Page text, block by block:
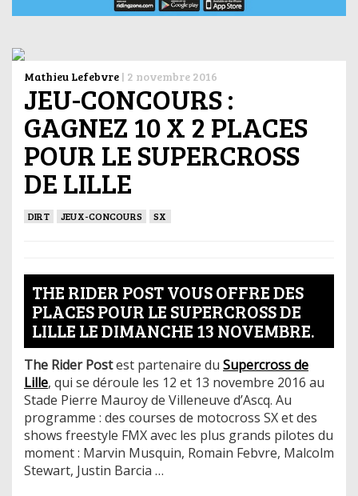
Mathieu Lefebvre | 2 novembre 2016
JEU-CONCOURS :
GAGNEZ 10 X 2 PLACES
POUR LE SUPERCROSS
DE LILLE
DIRT JEUX-CONCOURS SX
THE RIDER POST VOUS OFFRE DES
PLACES POUR LE SUPERCROSS DE
LILLE LE DIMANCHE 13 NOVEMBRE.
The Rider Postest partenaire du Supercross de
Lille, qui se déroule les 12 et 13 novembre 2016 au
Stade Pierre Mauroy de Villeneuve d’Ascq. Au
programme : des courses de motocross SX et des
shows freestyle FMX avec les plus grands pilotes du
moment : Marvin Musquin, Romain Febvre, Malcolm
Stewart, Justin Barcia …